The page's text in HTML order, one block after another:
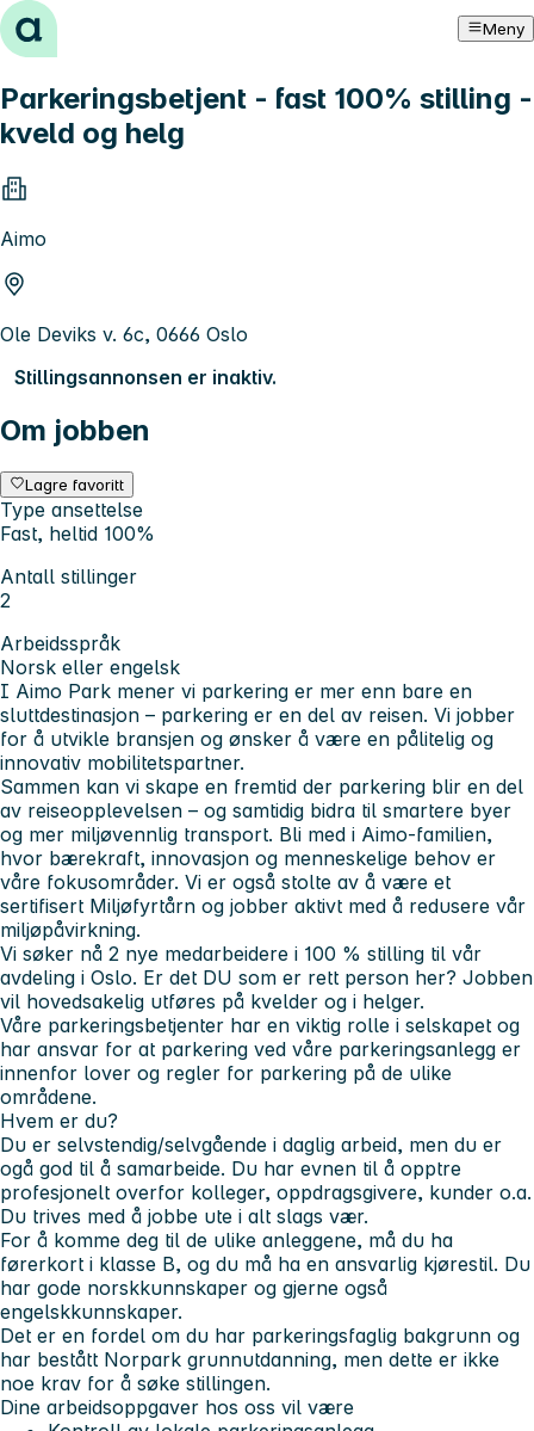
Hopp til innhold Meny
Parkeringsbetjent - fast 100% stilling -
kveld og helg
Aimo
Ole Deviks v. 6c, 0666 Oslo
Stillingsannonsen er inaktiv.
Om jobben
Lagre favoritt
Type ansettelse
Fast, heltid 100%
Antall stillinger
2
Arbeidsspråk
Norsk eller engelsk
I Aimo Park mener vi parkering er mer enn bare en
sluttdestinasjon – parkering er en del av reisen. Vi jobber
for å utvikle bransjen og ønsker å være en pålitelig og
innovativ mobilitetspartner.
Sammen kan vi skape en fremtid der parkering blir en del
av reiseopplevelsen – og samtidig bidra til smartere byer
og mer miljøvennlig transport. Bli med i Aimo-familien,
hvor bærekraft, innovasjon og menneskelige behov er
våre fokusområder. Vi er også stolte av å være et
sertifisert Miljøfyrtårn og jobber aktivt med å redusere vår
miljøpåvirkning.
Vi søker nå 2 nye medarbeidere i 100 % stilling til vår
avdeling i Oslo. Er det DU som er rett person her? Jobben
vil hovedsakelig utføres på kvelder og i helger.
Våre parkeringsbetjenter har en viktig rolle i selskapet og
har ansvar for at parkering ved våre parkeringsanlegg er
innenfor lover og regler for parkering på de ulike
områdene.
Hvem er du?
Du er selvstendig/selvgående i daglig arbeid, men du er
ogå god til å samarbeide. Du har evnen til å opptre
profesjonelt overfor kolleger, oppdragsgivere, kunder o.a.
Du trives med å jobbe ute i alt slags vær.
For å komme deg til de ulike anleggene, må du ha
førerkort i klasse B, og du må ha en ansvarlig kjørestil. Du
har gode norskkunnskaper og gjerne også
engelskkunnskaper.
Det er en fordel om du har parkeringsfaglig bakgrunn og
har bestått Norpark grunnutdanning, men dette er ikke
noe krav for å søke stillingen.
Dine arbeidsoppgaver hos oss vil være